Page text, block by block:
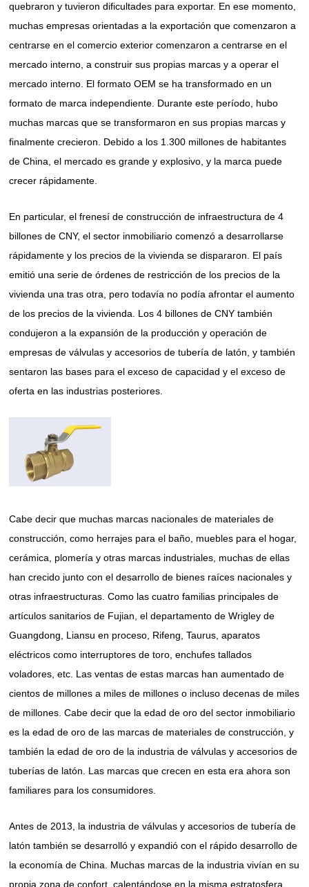
quebraron y tuvieron dificultades para exportar. En ese momento,
muchas empresas orientadas a la exportación que comenzaron a
centrarse en el comercio exterior comenzaron a centrarse en el
mercado interno, a construir sus propias marcas y a operar el
mercado interno. El formato OEM se ha transformado en un
formato de marca independiente. Durante este período, hubo
muchas marcas que se transformaron en sus propias marcas y
finalmente crecieron. Debido a los 1.300 millones de habitantes
de China, el mercado es grande y explosivo, y la marca puede
crecer rápidamente.
En particular, el frenesí de construcción de infraestructura de 4
billones de CNY, el sector inmobiliario comenzó a desarrollarse
rápidamente y los precios de la vivienda se dispararon. El país
emitió una serie de órdenes de restricción de los precios de la
vivienda una tras otra, pero todavía no podía afrontar el aumento
de los precios de la vivienda. Los 4 billones de CNY también
condujeron a la expansión de la producción y operación de
empresas de válvulas y accesorios de tubería de latón, y también
sentaron las bases para el exceso de capacidad y el exceso de
oferta en las industrias posteriores.
Cabe decir que muchas marcas nacionales de materiales de
construcción, como herrajes para el baño, muebles para el hogar,
cerámica, plomería y otras marcas industriales, muchas de ellas
han crecido junto con el desarrollo de bienes raíces nacionales y
otras infraestructuras. Como las cuatro familias principales de
artículos sanitarios de Fujian, el departamento de Wrigley de
Guangdong, Liansu en proceso, Rifeng, Taurus, aparatos
eléctricos como interruptores de toro, enchufes tallados
voladores, etc. Las ventas de estas marcas han aumentado de
cientos de millones a miles de millones o incluso decenas de miles
de millones. Cabe decir que la edad de oro del sector inmobiliario
es la edad de oro de las marcas de materiales de construcción, y
también la edad de oro de la industria de válvulas y accesorios de
tuberías de latón. Las marcas que crecen en esta era ahora son
familiares para los consumidores.
Antes de 2013, la industria de válvulas y accesorios de tubería de
latón también se desarrolló y expandió con el rápido desarrollo de
la economía de China. Muchas marcas de la industria vivían en su
propia zona de confort, calentándose en la misma estratosfera,